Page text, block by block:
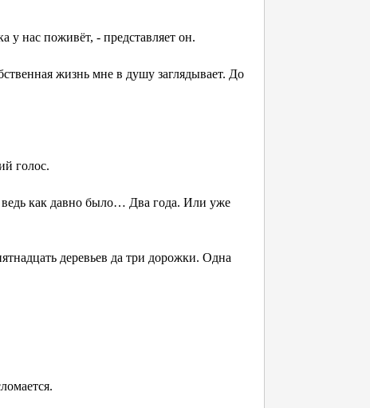
у нас поживёт, - представляет он.
жизнь мне в душу заглядывает. До
голос.
ведь как давно было… Два года. Или уже
деревьев да три дорожки. Одна